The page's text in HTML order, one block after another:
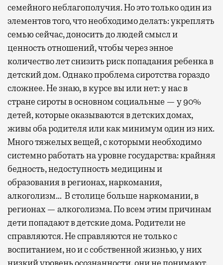
семейного неблагополучия. Но это только один из
элементов того, что необходимо делать: укреплять
семью сейчас, доносить до людей смысл и
ценность отношений, чтобы через энное
количество лет снизить риск попадания ребенка в
детский дом. Однако проблема сиротства гораздо
сложнее. Не знаю, в курсе вы или нет: у нас в
стране сироты в основном социальные — у 90%
детей, которые оказываются в детских домах,
живы оба родителя или как минимум один из них.
Много тяжелых вещей, с которыми необходимо
системно работать на уровне государства: крайняя
бедность, недоступность медицины и
образования в регионах, наркомания,
алкоголизм… В столице больше наркомании, в
регионах — алкоголизма. По всем этим причинам
дети попадают в детские дома. Родители не
справляются. Не справляются не только с
воспитанием, но и с собственной жизнью, у них